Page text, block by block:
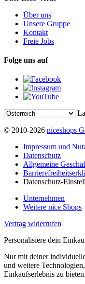
Über uns
Unsere Gruppe
Kontakt
Freie Jobs
Folge uns auf
© 2010-2026 niceshops
Impressum und
Datenschutz
Allgemeine
Datenschutz-
Unternehmen
Weitere nice Shops
Vertrag widerrufen
Personalisiere dein
Nur mit deiner
und weitere
Einkaufserlebnis zu bieten.